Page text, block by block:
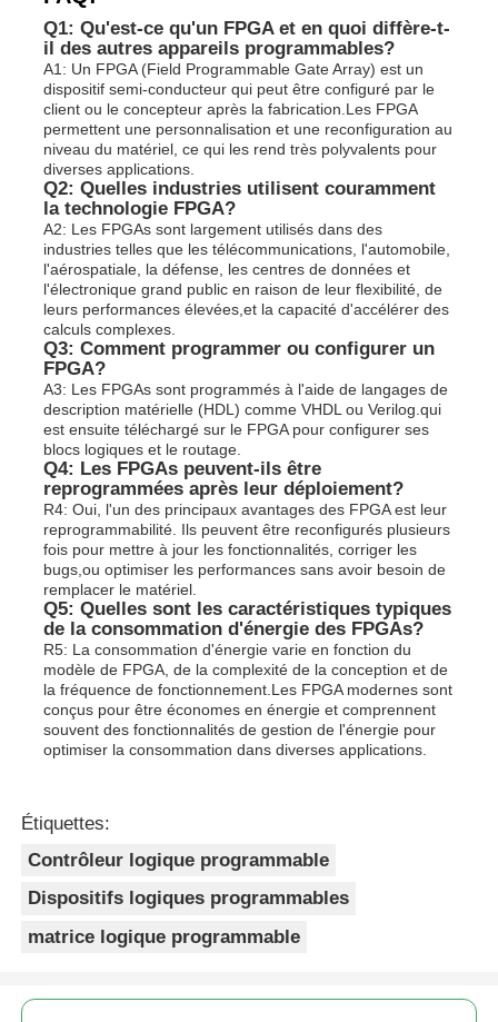
Q1: Qu'est-ce qu'un FPGA et en quoi diffère-t-
il des autres appareils programmables?
A1: Un FPGA (Field Programmable Gate Array) est un
dispositif semi-conducteur qui peut être configuré par le
client ou le concepteur après la fabrication.Les FPGA
permettent une personnalisation et une reconfiguration au
niveau du matériel, ce qui les rend très polyvalents pour
diverses applications.
Q2: Quelles industries utilisent couramment
la technologie FPGA?
A2: Les FPGAs sont largement utilisés dans des
industries telles que les télécommunications, l'automobile,
l'aérospatiale, la défense, les centres de données et
l'électronique grand public en raison de leur flexibilité, de
leurs performances élevées,et la capacité d'accélérer des
calculs complexes.
Q3: Comment programmer ou configurer un
FPGA?
A3: Les FPGAs sont programmés à l'aide de langages de
description matérielle (HDL) comme VHDL ou Verilog.qui
est ensuite téléchargé sur le FPGA pour configurer ses
blocs logiques et le routage.
Q4: Les FPGAs peuvent-ils être
reprogrammées après leur déploiement?
R4: Oui, l'un des principaux avantages des FPGA est leur
reprogrammabilité. Ils peuvent être reconfigurés plusieurs
fois pour mettre à jour les fonctionnalités, corriger les
bugs,ou optimiser les performances sans avoir besoin de
remplacer le matériel.
Q5: Quelles sont les caractéristiques typiques
de la consommation d'énergie des FPGAs?
R5: La consommation d'énergie varie en fonction du
modèle de FPGA, de la complexité de la conception et de
la fréquence de fonctionnement.Les FPGA modernes sont
conçus pour être économes en énergie et comprennent
souvent des fonctionnalités de gestion de l'énergie pour
optimiser la consommation dans diverses applications.
Étiquettes:
Contrôleur logique programmable
Dispositifs logiques programmables
matrice logique programmable